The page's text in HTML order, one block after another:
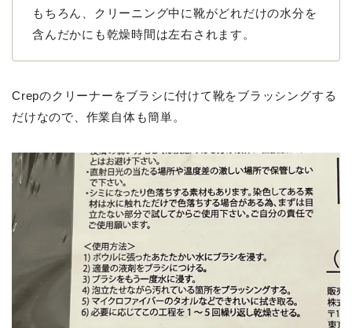
もちろん、クリーニング中に靴がどれだけの水分を
含んだかにも乾燥時間は左右されます。
Crepのクリーナーをブラシに付けて靴をブラッシングする
だけなので、作業自体も簡単。